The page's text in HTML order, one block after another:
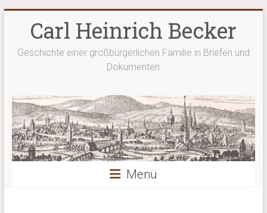
springenCarl Heinrich Becker
Geschichte einer großbürgerlichen Familie in Briefen und
Dokumenten
Menü